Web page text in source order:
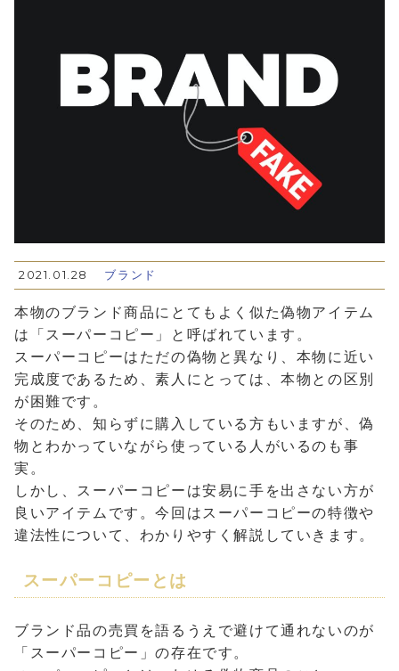
2021.01.28 ブランド
本物のブランド商品にとてもよく似た偽物アイテム
は「スーパーコピー」と呼ばれています。
スーパーコピーはただの偽物と異なり、本物に近い
完成度であるため、素人にとっては、本物との区別
が困難です。
そのため、知らずに購入している方もいますが、偽
物とわかっていながら使っている人がいるのも事
実。
しかし、スーパーコピーは安易に手を出さない方が
良いアイテムです。今回はスーパーコピーの特徴や
違法性について、わかりやすく解説していきます。
スーパーコピーとは
ブランド品の売買を語るうえで避けて通れないのが
「スーパーコピー」の存在です。